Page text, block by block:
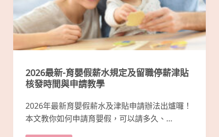
2026最新-育嬰假薪水規定及留職停薪津貼
核發時間與申請教學
2026年最新育嬰假薪水及津貼申請辦法出爐囉！
本文教你如何申請育嬰假，可以請多久、…